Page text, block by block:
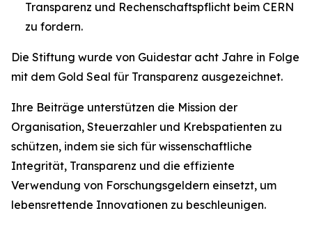
Transparenz und Rechenschaftspflicht beim CERN
zu fordern.
Die Stiftung wurde von Guidestar acht Jahre in Folge
mit dem Gold Seal für Transparenz ausgezeichnet.
Ihre Beiträge unterstützen die Mission der
Organisation, Steuerzahler und Krebspatienten zu
schützen, indem sie sich für wissenschaftliche
Integrität, Transparenz und die effiziente
Verwendung von Forschungsgeldern einsetzt, um
lebensrettende Innovationen zu beschleunigen.